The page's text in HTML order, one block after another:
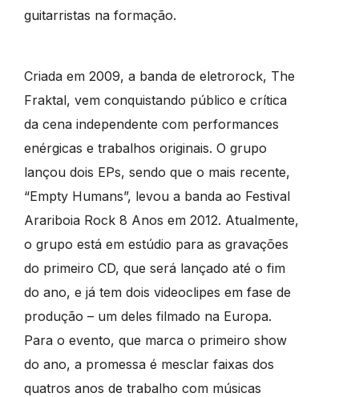
guitarristas na formação.
Criada em 2009, a banda de eletrorock, The
Fraktal, vem conquistando público e crítica
da cena independente com performances
enérgicas e trabalhos originais. O grupo
lançou dois EPs, sendo que o mais recente,
“Empty Humans”, levou a banda ao Festival
Arariboia Rock 8 Anos em 2012. Atualmente,
o grupo está em estúdio para as gravações
do primeiro CD, que será lançado até o fim
do ano, e já tem dois videoclipes em fase de
produção – um deles filmado na Europa.
Para o evento, que marca o primeiro show
do ano, a promessa é mesclar faixas dos
quatros anos de trabalho com músicas